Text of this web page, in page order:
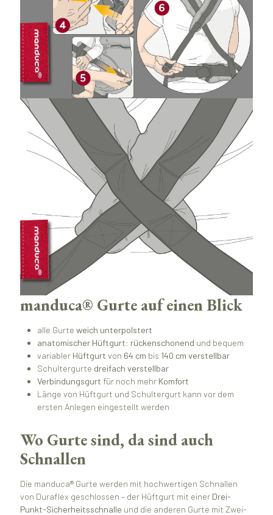
manduca® Gurte auf einen Blick
alle Gurteweich unterpolstert
anatomischer Hüftgurt: rückenschonend und bequem
variabler Hüftgurt von 64 cm bis 140 cm verstellbar
Schultergurte dreifach verstellbar
Verbindungsgurt für noch mehr Komfort
Länge von Hüftgurt und Schultergurt kann vor dem
ersten Anlegen eingestellt werden
Wo Gurte sind, da sind auch
Schnallen
Die manduca® Gurte werden mit hochwertigen Schnallen
von Duraflex geschlossen – der Hüftgurt mit einer Drei-
Punkt-Sicherheitsschnalle und die anderen Gurte mit Zwei-